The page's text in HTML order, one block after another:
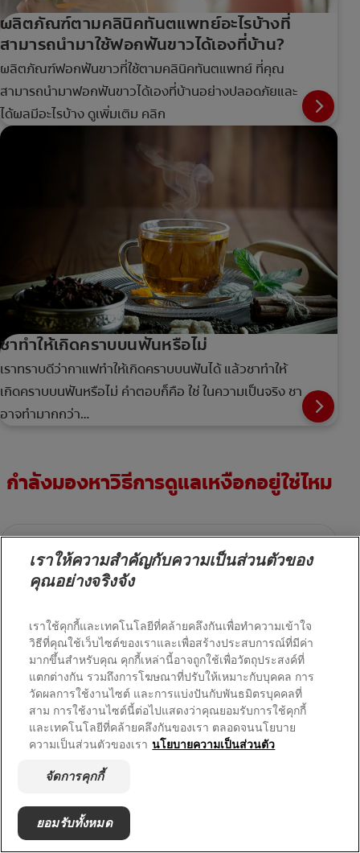
ผลิตภัณฑ์ตามคลินิคทันตแพทย์อะไรบ้างที่
สามารถนำมาใช้ฟอกฟันขาวได้เองที่บ้าน?
ผลิตภัณฑ์ฟอกฟันขาวที่ใช้ตามคลินิคทันตแพทย์ ที่คุณ
สามารถนำมาฟอกฟันขาวได้เองที่บ้านอย่างปลอดภัยและ
ได้ผลมีอะไรบ้าง ดูเพิ่มเติม คลิก
ชาทำให้เกิดคราบบนฟันหรือไม่
เราทราบดีว่ากาแฟทำให้เกิดคราบบนฟันได้ แล้วชาทำให้
เกิดคราบบนฟันหรือไม่ คำตอบก็คือ ใช่ ในความเป็นจริง ชา
อาจทำมากกว่า…
กำลังมองหาวิธีการดูแลเหงือกอยู่ใช่ไหม
เราให้ความสำคัญกับความเป็นส่วนตัวของ
คุณอย่างจริงจัง
เราใช้คุกกี้และเทคโนโลยีที่คล้ายคลึงกันเพื่อทำความเข้าใจ
วิธีที่คุณใช้เว็บไซต์ของเราและเพื่อสร้างประสบการณ์ที่มีค่า
มากขึ้นสำหรับคุณ คุกกี้เหล่านี้อาจถูกใช้เพื่อวัตถุประสงค์ที่
แตกต่างกัน รวมถึงการโฆษณาที่ปรับให้เหมาะกับบุคคล การ
วัดผลการใช้งานไซต์ และการแบ่งปันกับพันธมิตรบุคคลที่
สาม การใช้งานไซต์นี้ต่อไปแสดงว่าคุณยอมรับการใช้คุกกี้
และเทคโนโลยีที่คล้ายคลึงกันของเรา ตลอดจนนโยบาย
ความเป็นส่วนตัวของเรา นโยบายความเป็นส่วนตัว
จัดการคุกกี้
ยอมรับทั้งหมด